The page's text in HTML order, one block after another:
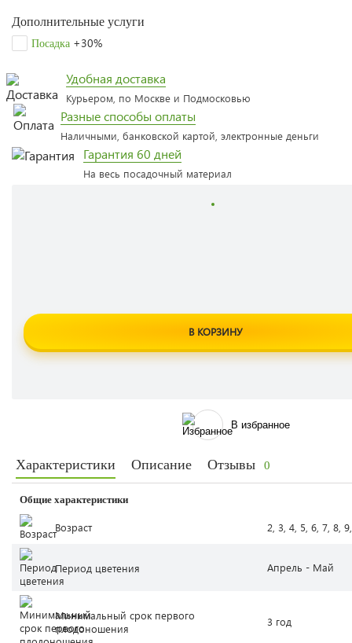
Дополнительные услуги
Посадка +30%
Удобная доставка
Курьером, по Москве и Подмосковью
Разные способы оплаты
Наличными, банковской картой, электронные деньги
Гарантия 60 дней
На весь посадочный материал
В КОРЗИНУ
В избранное
Характеристики Описание Отзывы 0
Общие характеристики
Возраст 2, 3, 4, 5, 6, 7, 8,
Период цветения Апрель - Май
Минимальный срок первого
плодоношения
3 год